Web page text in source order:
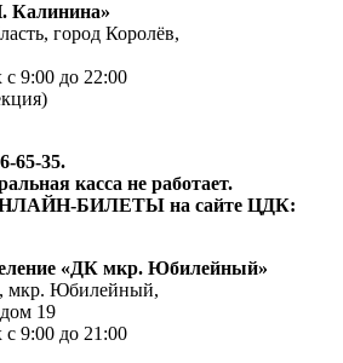
город Королёв,
с 9:00 до 22:00
65-35.
касса не работает.
БИЛЕТЫ на сайте ЦДК:
«ДК мкр. Юбилейный»
мкр. Юбилейный,
19
с 9:00 до 21:00